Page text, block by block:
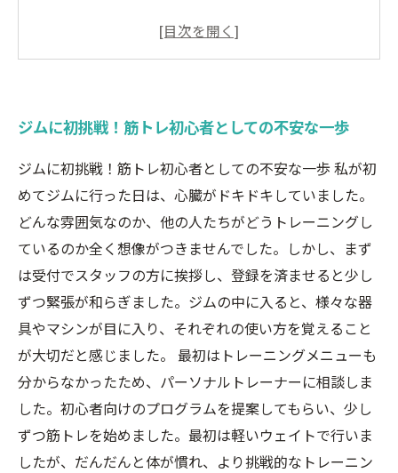
どの器具を使えばいい？筋トレ初心者の悩み
仲間と共に成長する楽しさ！ジムでの新たな出
会い
続けることで見える成果！筋トレ初心者の成長
記録
筋トレを続ける私の心の変化と次への挑戦
ジムに初挑戦！筋トレ初心者としての不安な一歩
ジムに初挑戦！筋トレ初心者としての不安な一歩 私が初
めてジムに行った日は、心臓がドキドキしていました。
どんな雰囲気なのか、他の人たちがどうトレーニングし
ているのか全く想像がつきませんでした。しかし、まず
は受付でスタッフの方に挨拶し、登録を済ませると少し
ずつ緊張が和らぎました。ジムの中に入ると、様々な器
具やマシンが目に入り、それぞれの使い方を覚えること
が大切だと感じました。 最初はトレーニングメニューも
分からなかったため、パーソナルトレーナーに相談しま
した。初心者向けのプログラムを提案してもらい、少し
ずつ筋トレを始めました。最初は軽いウェイトで行いま
したが、だんだんと体が慣れ、より挑戦的なトレーニン